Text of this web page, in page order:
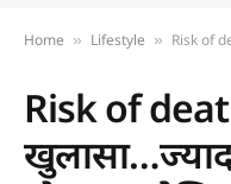
Home » Lifestyle » Risk of
Risk of